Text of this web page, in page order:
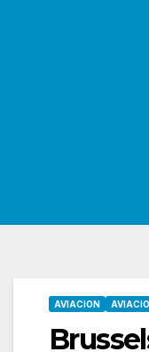
AVIACION